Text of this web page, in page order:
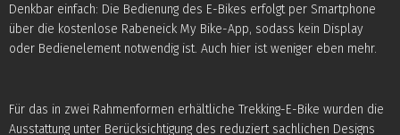
Denkbar einfach: Die Bedienung des E-Bikes erfolgt per Smartphone
über die kostenlose Rabeneick My Bike-App, sodass kein Display
oder Bedienelement notwendig ist. Auch hier ist weniger eben mehr.
Für das in zwei Rahmenformen erhältliche Trekking-E-Bike wurden die
Ausstattung unter Berücksichtigung des reduziert sachlichen Designs